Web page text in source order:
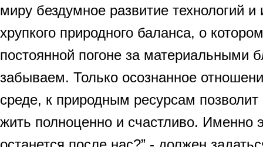
миру бездумное развитие технологий и
хрупкого природного баланса, о
постоянной погоне за материальными
забываем. Только осознанное
среде, к природным ресурсам
жить полноценно и счастливо. Именно